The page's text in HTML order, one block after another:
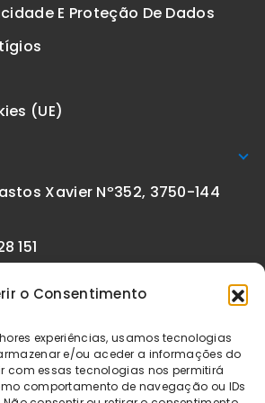
o Consentimento
experiências, usamos tecnologias
e/ou aceder a informações do
com essas tecnologias nos permitirá
comportamento de navegação ou IDs
E Proteção De Dados
(UE)
Xavier Nº352, 3750-144
151
online.pt
IVA à taxa legal em vigor. Todos